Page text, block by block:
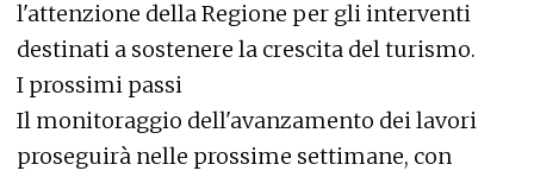
l'attenzione della Regione per gli interventi
destinati a sostenere la crescita del turismo.
I prossimi passi
Il monitoraggio dell'avanzamento dei lavori
proseguirà nelle prossime settimane, con